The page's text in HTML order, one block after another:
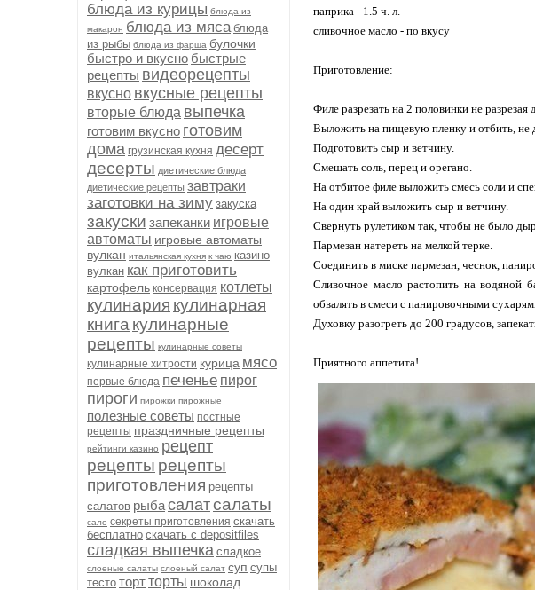
блюда из курицы блюда из
макарон блюда из мяса блюда
из рыбы блюда из фарша булочки
быстро и вкусно быстрые
рецепты видеорецепты
вкусно вкусные рецепты
вторые блюда выпечка
готовим вкусно готовим
дома грузинская кухня десерт
десерты диетические блюда
диетические рецепты завтраки
заготовки на зиму закуска
закуски запеканки игровые
автоматы игровые автоматы
вулкан итальянская кухня к чаю казино
вулкан как приготовить
картофель консервация котлеты
кулинария кулинарная
книга кулинарные
рецепты кулинарные советы
кулинарные хитрости курица мясо
первые блюда печенье пирог
пироги пирожки пирожные
полезные советы постные
рецепты праздничные рецепты
рейтинги казино рецепт
рецепты рецепты
приготовления рецепты
салатов рыбасалатсалаты
сало секреты приготовления скачать
бесплатно скачать с depositfiles
сладкая выпечка сладкое
слоеные салаты слоеный салат суп супы
тесто тортторты шоколад
паприка - 1.5 ч. л.
сливочное масло - по вкусу
Приготовление:
Филе разрезать на 2 половинки не
Выложить на пищевую пленку и отбить, не
Подготовить сыр и ветчину.
Смешать соль, перец и орегано.
На отбитое филе выложить смесь соли и
На один край выложить сыр и ветчину.
Свернуть рулетиком так, чтобы не было
Пармезан натереть на мелкой терке.
Соединить в миске пармезан, чеснок,
Сливочное масло растопить на водяной
обвалять в смеси с панировочными
Духовку разогреть до 200 градусов,
Приятного аппетита!